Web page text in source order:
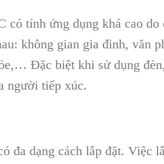
tính ứng dụng khá cao do
không gian gia đình, văn
Đặc biệt khi sử dụng
người tiếp xúc.
đa dạng cách lắp đặt. Việc